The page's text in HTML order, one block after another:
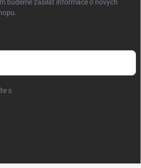
budeme zasílat informace o nových
s